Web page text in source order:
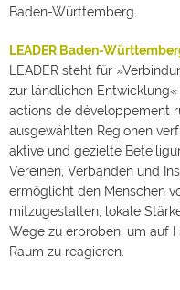
Baden-Württemberg.
LEADER Baden-
LEADER steht für
zur ländlichen
actions de développement
ausgewählten Regionen
aktive und gezielte
Vereinen, Verbänden und
ermöglicht den Menschen
mitzugestalten, lokale
Wege zu erproben, um auf
Raum zu reagieren.